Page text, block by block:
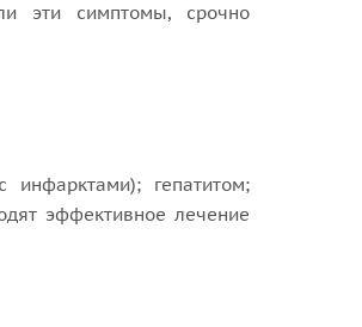
эти симптомы, срочно
гепатитом;
эффективное лечение